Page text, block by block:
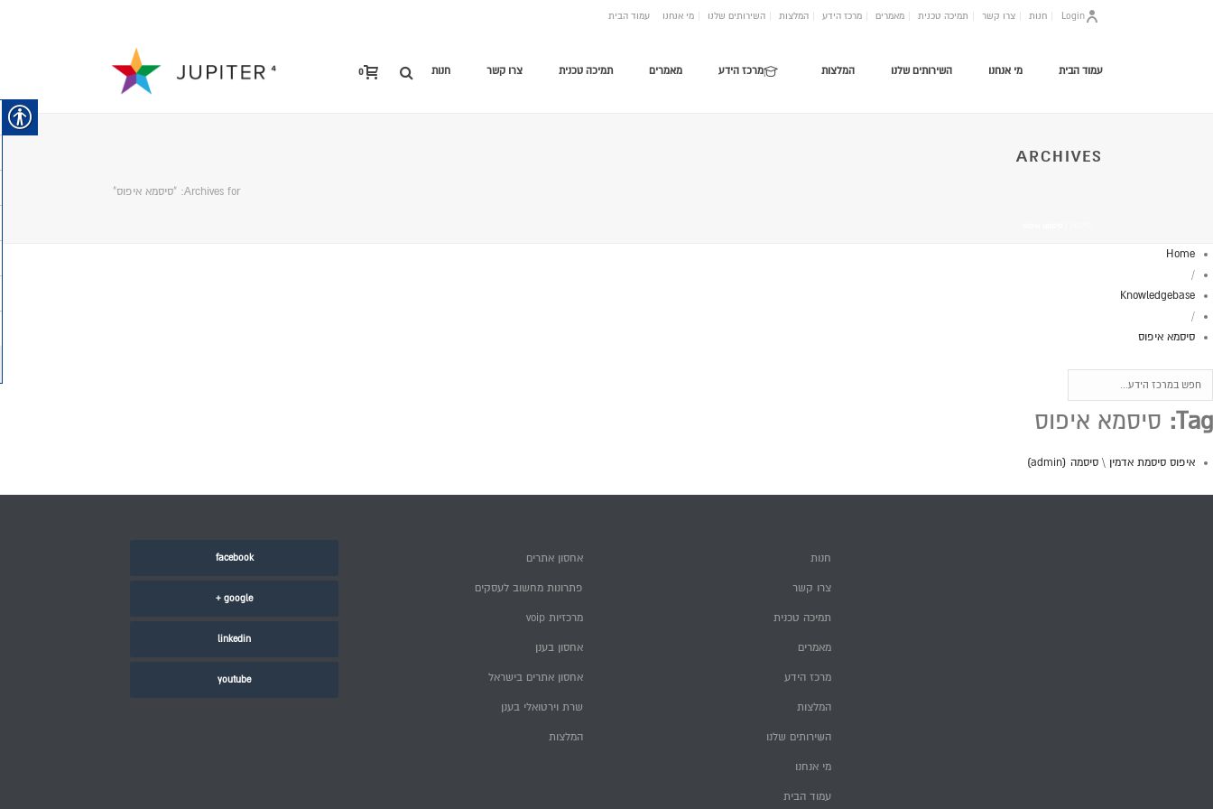
חנות צרו קשר תמיכה טכנית מאמרים מרכז הידע המלצות השירותים שלנו מי אנחנו עמוד הבית Login
חנות צרו קשר תמיכה טכנית מאמרים מרכז הידע המלצות השירותים שלנו מי אנחנו עמוד הבית 0
ARCHIVES
Archives for: "סיסמא איפוס"
Home
/
Knowledgebase
/
סיסמא איפוס
Tag: סיסמא איפוס
איפוס סיסמת אדמין \ סיסמה (admin)
facebook
google +
linkedin
youtube
אחסון אתרים
פתרונות מחשוב לעסקים
מרכזיות voip
אחסון בענן
אחסון אתרים בישראל
שרת וירטואלי בענן
המלצות
חנות
צרו קשר
תמיכה טכנית
מאמרים
מרכז הידע
המלצות
השירותים שלנו
מי אנחנו
עמוד הבית